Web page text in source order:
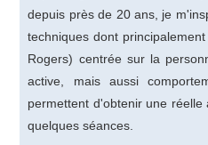
depuis près de 20 ans, je
techniques dont
Rogers) centrée sur la
active, mais aussi
permettent d'obtenir une
quelques séances.